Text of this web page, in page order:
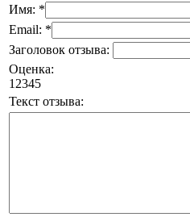
Имя: *
Email: *
Заголовок отзыва:
Оценка:
1 2345
Текст отзыва: